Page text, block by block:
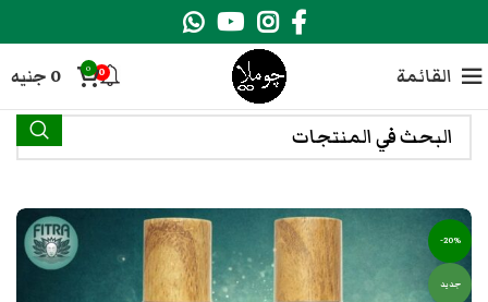
القائمة 0
0
0 جنيه
-20%
جديد